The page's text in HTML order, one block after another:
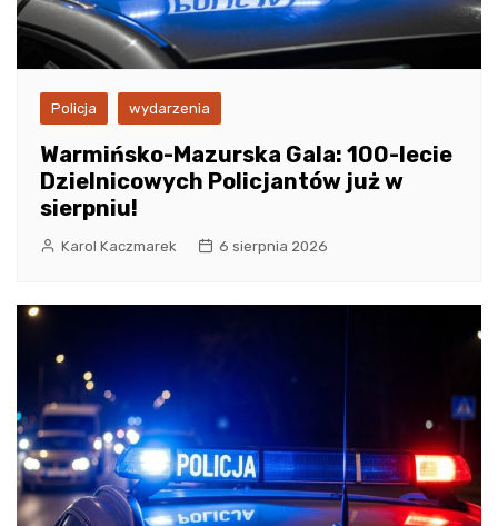
Policja wydarzenia
Warmińsko-Mazurska Gala: 100-lecie
Dzielnicowych Policjantów już w
sierpniu!
Karol Kaczmarek 6 sierpnia 2026